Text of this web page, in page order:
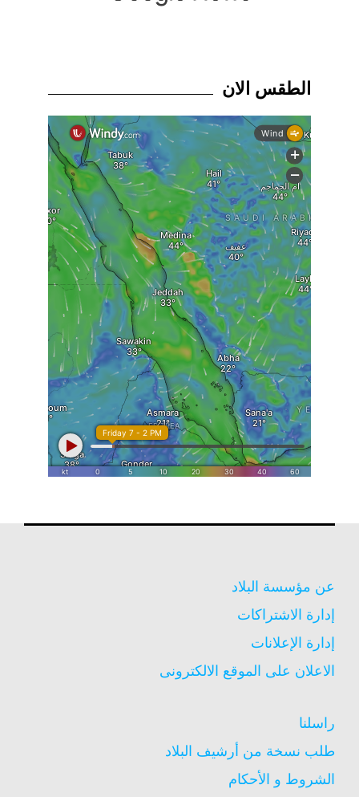
الطقس الان
عن مؤسسة البلاد
إدارة الاشتراكات
إدارة الإعلانات
الاعلان على الموقع الالكترونى
راسلنا
طلب نسخة من أرشيف البلاد
الشروط و الأحكام